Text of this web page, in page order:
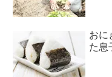
おに
た息